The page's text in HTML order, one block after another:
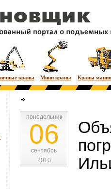
краны Мини краны Краны
понедельник
понедельник
06
сентябрь
сентябрь
2010
2010